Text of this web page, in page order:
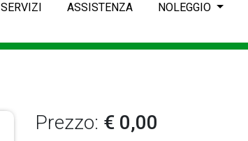
SERVIZI ASSISTENZA NOLEGGIO
Prezzo: € 0,00